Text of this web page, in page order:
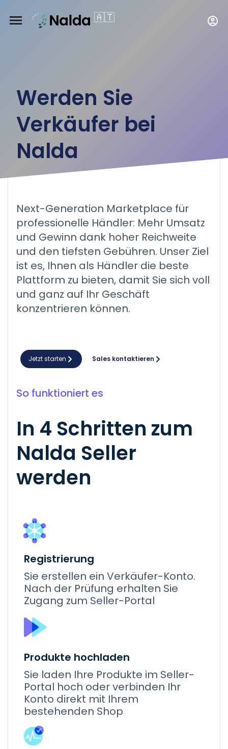
menu 🇦🇹 account_circle
Werden Sie
Verkäufer bei
Nalda
Next-Generation Marketplace für
professionelle Händler: Mehr Umsatz
und Gewinn dank hoher Reichweite
und den tiefsten Gebühren. Unser Ziel
ist es, Ihnen als Händler die beste
Plattform zu bieten, damit Sie sich voll
und ganz auf Ihr Geschäft
konzentrieren können.
Jetzt starten Sales kontaktieren
So funktioniert es
In 4 Schritten zum
Nalda Seller
werden
Registrierung
Sie erstellen ein Verkäufer-Konto.
Nach der Prüfung erhalten Sie
Zugang zum Seller-Portal
Produkte hochladen
Sie laden Ihre Produkte im Seller-
Portal hoch oder verbinden Ihr
Konto direkt mit Ihrem
bestehenden Shop